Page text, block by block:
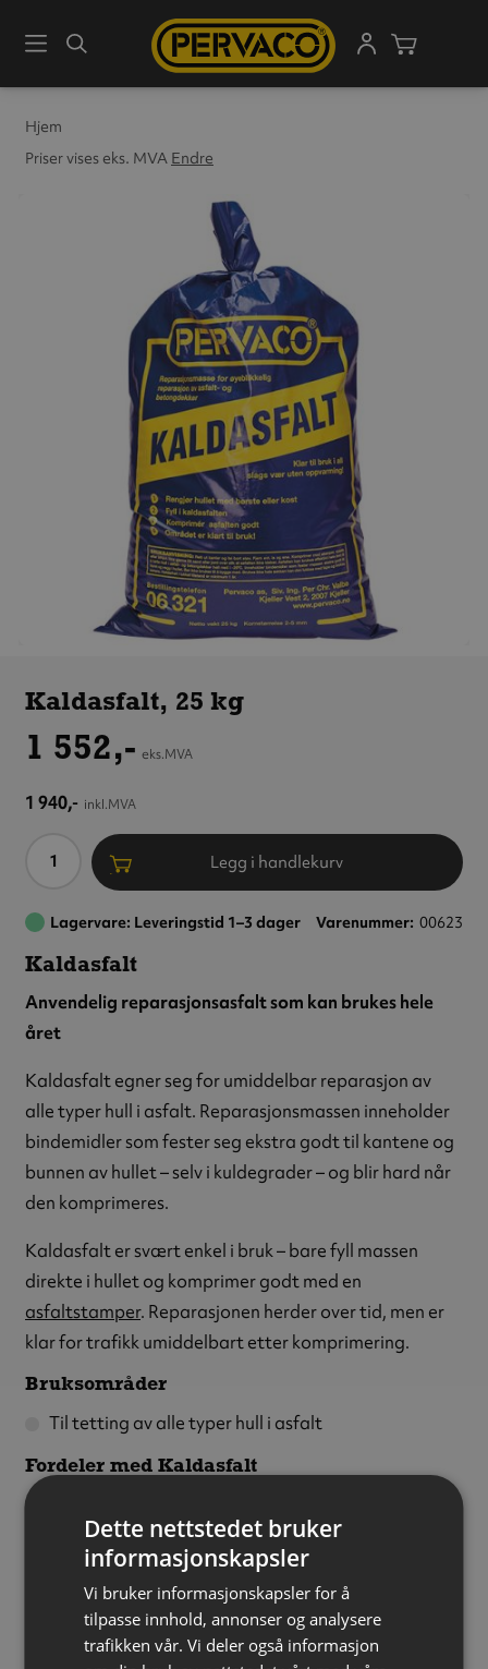
MenySøk
Hjem
Priser vises eks. MVA Endre
Kaldasfalt, 25 kg
1 552,- eks.MVA
1 940,- inkl.MVA
Antall Legg i handlekurv
Lagervare: Leveringstid 1–3 dager Varenummer 00623
Kaldasfalt
Anvendelig reparasjonsasfalt som kan brukes hele
året
Kaldasfalt egner seg for umiddelbar reparasjon av
alle typer hull i asfalt. Reparasjonsmassen inneholder
bindemidler som fester seg ekstra godt til kantene og
bunnen av hullet – selv i kuldegrader – og blir hard når
den komprimeres.
Kaldasfalt er svært enkel i bruk – bare fyll massen
direkte i hullet og komprimer godt med en
asfaltstamper. Reparasjonen herder over tid, men er
klar for trafikk umiddelbart etter komprimering.
Bruksområder
Til tetting av alle typer hull i asfalt
Fordeler med Kaldasfalt
Enkel i bruk – bare fyll asfalten rett i hullet og stamp
godt
Les guide
Dette nettstedet bruker
informasjonskapsler
Vi bruker informasjonskapsler for å
tilpasse innhold, annonser og analysere
trafikken vår. Vi deler også informasjon